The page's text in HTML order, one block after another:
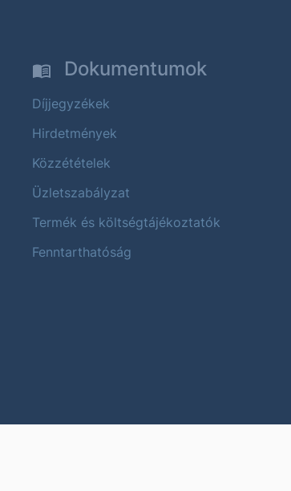
Dokumentumok
Díjjegyzékek
Hirdetmények
Közzétételek
Üzletszabályzat
Termék és költségtájékoztatók
Fenntarthatóság